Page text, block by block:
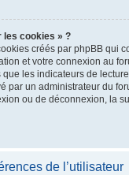
les cookies » ?
créés par phpBB qui
et votre connexion au
les indicateurs de
par un administrateur du
ou de déconnexion, la
de l’utilisateur